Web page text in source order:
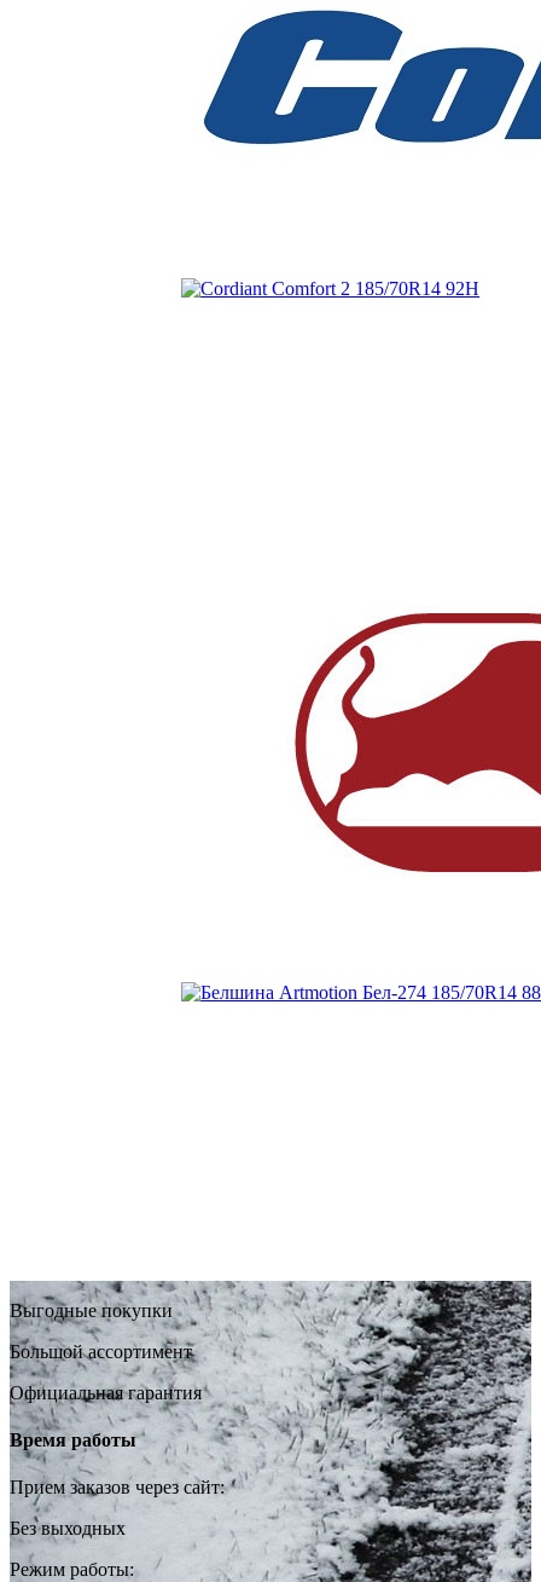
Выгодные покупки
Большой ассортимент
Официальная гарантия
Время работы
Прием заказов через сайт:
Без выходных
Режим работы: